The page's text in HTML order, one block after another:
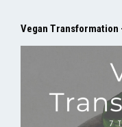
Vegan